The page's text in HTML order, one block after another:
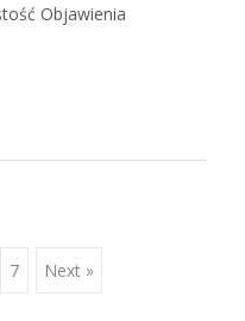
Objawienia
7 Next »